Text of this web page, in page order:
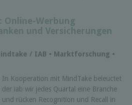
Online-Werbung
und Versicherungen
/ IAB • Marktforschung •
In Kooperation mit MindTake beleuctet
der iab wir jedes Quartal eine Branche
und rücken Recognition und Recall in